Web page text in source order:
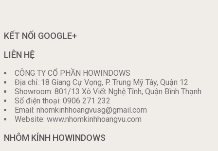
KẾT NỐI GOOGLE+
LIÊN HỆ
CÔNG TY CỔ PHẦN HOWINDOWS
Địa chỉ: 18 Giang Cự Vọng, P. Trung Mỹ Tây, Quận 12
Showroom: 801/13 Xô Viết Nghệ Tĩnh, Quận Bình Thạnh
Số điện thoại: 0906 271 232
Email: nhomkinhhoangvusg@gmail.com
Website: www.nhomkinhhoangvu.com
NHÔM KÍNH HOWINDOWS